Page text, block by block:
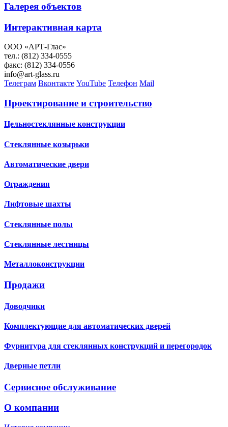
Галерея объектов
Интерактивная карта
ООО «АРТ-Глас»
тел.: (812) 334-0555
факс: (812) 334-0556
info@art-glass.ru
Телеграм Вконтакте YouTube Телефон Mail
Проектирование и строительство
Цельностеклянные конструкции
Стеклянные козырьки
Автоматические двери
Ограждения
Лифтовые шахты
Стеклянные полы
Стеклянные лестницы
Металлоконструкции
Продажи
Доводчики
Комплектующие для автоматических дверей
Фурнитура для стеклянных конструкций и перегородок
Дверные петли
Сервисное обслуживание
О компании